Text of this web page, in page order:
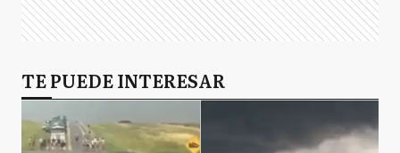
TE PUEDE INTERESAR